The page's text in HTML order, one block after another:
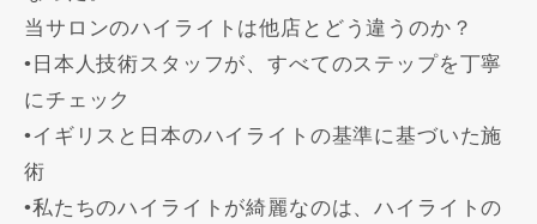
当サロンのハイライトは他店とどう違うのか？
•日本人技術スタッフが、すべてのステップを丁寧
にチェック
•イギリスと日本のハイライトの基準に基づいた施
術
•私たちのハイライトが綺麗なのは、ハイライトの